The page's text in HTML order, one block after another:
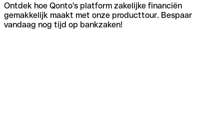
Ontdek hoe Qonto's platform zakelijke financiën
gemakkelijk maakt met onze producttour. Bespaar
vandaag nog tijd op bankzaken!